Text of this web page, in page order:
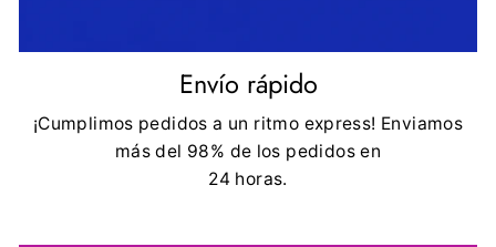
Envío rápido
¡Cumplimos pedidos a un ritmo express! Enviamos
más del 98% de los pedidos en
24 horas.